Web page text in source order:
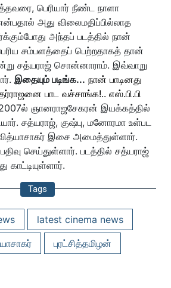
பெரியார் நீண்ட நாளா
அது விலைமதிப்பில்லாத
அந்தப் படத்தில் நான்
சம்பளத்தைப் பெற்றதாகத் தான்
சத்யராஜ் சொன்னாராம். இவ்வாறு
இதையும் படிங்க... நான் பாடினது
பாட வச்சாங்க!.. எஸ்.பி.பி
ஞானராஜசேகரன் இயக்கத்தில்
சத்யராஜ், குஷ்பு, மனோரமா உள்பட
இசை அமைத்துள்ளார்.
செய்துள்ளார். படத்தில் சத்யராஜ்
காட்டியுள்ளார்.
Tags
latest cinema news
புரட்சித்தமிழன்